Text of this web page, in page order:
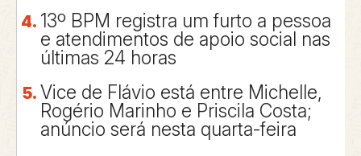
13º BPM registra um furto a pessoa
e atendimentos de apoio social nas
últimas 24 horas
Vice de Flávio está entre Michelle,
Rogério Marinho e Priscila Costa;
anúncio será nesta quarta-feira